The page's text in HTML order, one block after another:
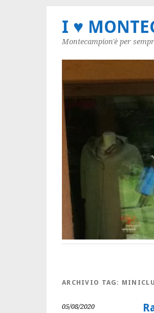
I ♥
Montecampion'è per
ARCHIVIO TAG:
05/08/2020